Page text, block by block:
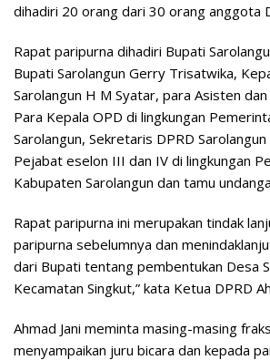
dihadiri 20 orang dari 30 orang anggota
Rapat paripurna dihadiri Bupati
Bupati Sarolangun Gerry Trisatwika,
Sarolangun H M Syatar, para Asisten
Para Kepala OPD di lingkungan
Sarolangun, Sekretaris DPRD
Pejabat eselon III dan IV di lingkungan
Kabupaten Sarolangun dan tamu
Rapat paripurna ini merupakan tindak
paripurna sebelumnya dan
dari Bupati tentang pembentukan Desa
Kecamatan Singkut,” kata Ketua DPRD
Ahmad Jani meminta masing-masing
menyampaikan juru bicara dan kepada